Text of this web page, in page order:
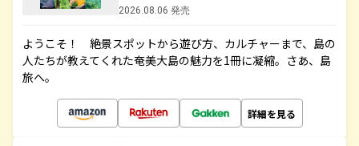
2026.08.06 発売
ようこそ！ 絶景スポットから遊び方、カルチャーまで、島の
人たちが教えてくれた奄美大島の魅力を1冊に凝縮。さあ、島
旅へ。
詳細を見る